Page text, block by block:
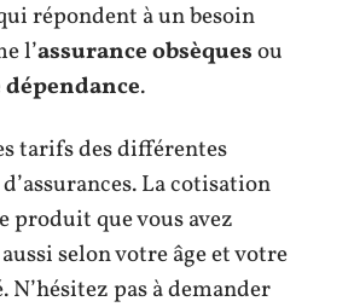
répondent à un besoin
l’assurance obsèquesou
.
tarifs des différentes
La cotisation
produit que vous avez
selon votre âge et votre
N’hésitez pas à demander